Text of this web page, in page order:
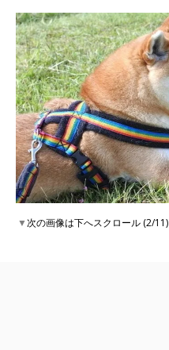
▼次の画像は下へスクロール (2/11)